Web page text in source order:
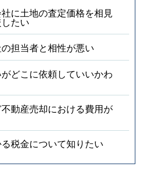
に土地の査定価格を相見
たい
担当者と相性が悪い
どこに依頼していいかわ
動産売却における費用が
税金について知りたい